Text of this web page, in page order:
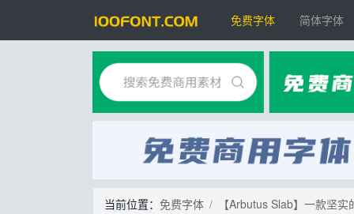
免费字体 简体字体
当前位置： 免费字体 【Arbutus Slab】一款坚